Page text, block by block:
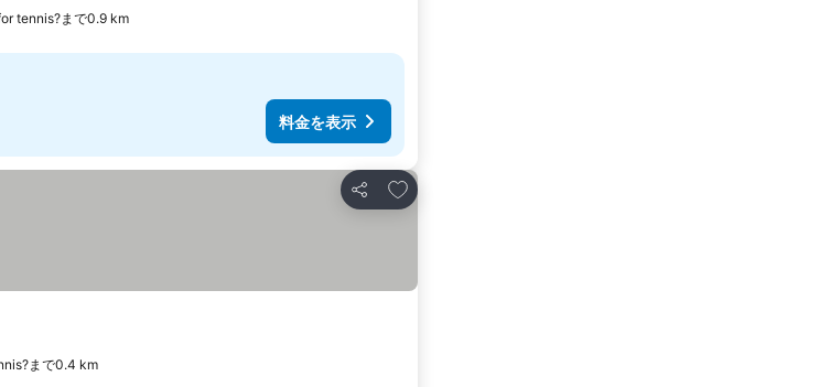
tennis?まで0.9 km
料金を表示
シェア
お気に入りに追加
まで0.4 km